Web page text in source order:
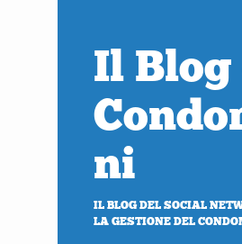
Il
ni
IL BLOG DEL SOCIAL
LA GESTIONE DEL